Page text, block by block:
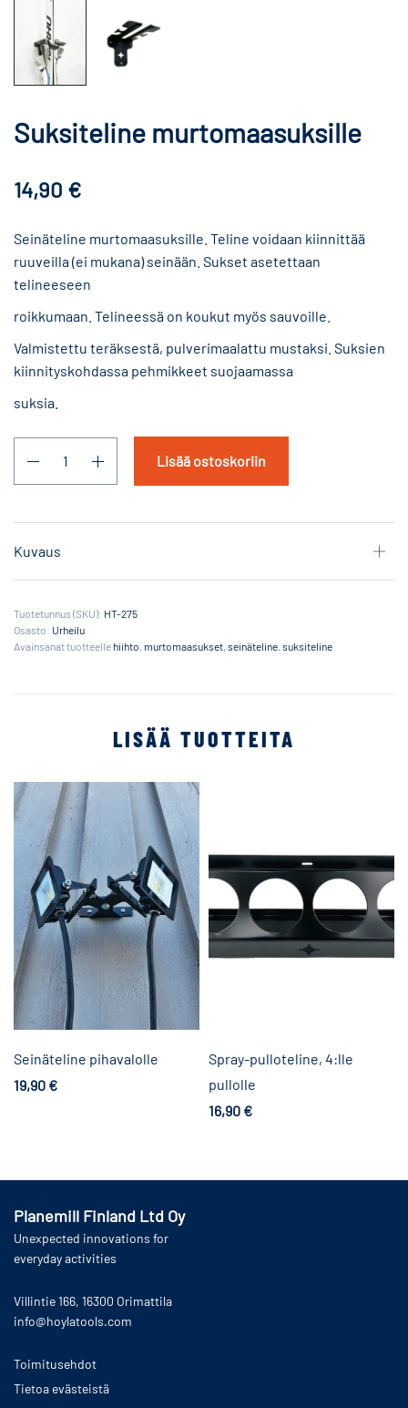
Suksiteline murtomaasuksille
14,90 €
Seinäteline murtomaasuksille. Teline voidaan kiinnittää
ruuveilla (ei mukana) seinään. Sukset asetettaan
telineeseen
roikkumaan. Telineessä on koukut myös sauvoille.
Valmistettu teräksestä, pulverimaalattu mustaksi. Suksien
kiinnityskohdassa pehmikkeet suojaamassa
suksia.
Lisää ostoskoriin
Kuvaus
Tuotetunnus (SKU): HT-275
Osasto: Urheilu
Avainsanat tuotteelle hiihto, murtomaasukset, seinäteline, suksiteline
LISÄÄ TUOTTEITA
Seinäteline pihavalolle
19,90 €
Spray-pulloteline, 4:lle
pullolle
16,90 €
Planemill Finland Ltd Oy
Unexpected innovations for
everyday activities
Villintie 166, 16300 Orimattila
info@hoylatools.com
Toimitusehdot
Tietoa evästeistä